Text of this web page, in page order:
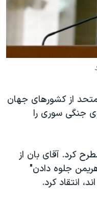
از کشورهای جهان
جنگی سوری را
کرد. آقای بان از
جلوه دادن"
انتقاد کرد.